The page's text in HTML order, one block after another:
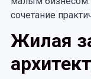
сочетание
Жилая